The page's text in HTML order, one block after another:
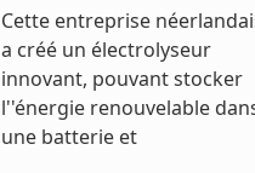
Cette entreprise
a créé un électrolyseur
innovant, pouvant stocker
l''énergie renouvelable
une batterie et